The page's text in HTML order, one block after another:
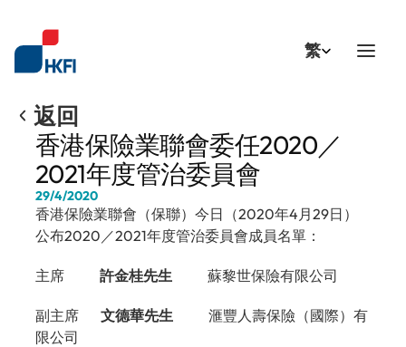
繁
返回
香港保險業聯會委任2020／
2021年度管治委員會
29/4/2020
香港保險業聯會（保聯）今日（2020年4月29日）
公布2020／2021年度管治委員會成員名單：
主席 許金桂先生
             蘇黎世保險有限公司
副主席 文德華先生
             滙豐人壽保險（國際）有
限公司